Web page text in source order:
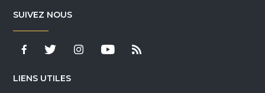
SUIVEZ NOUS
LIENS UTILES